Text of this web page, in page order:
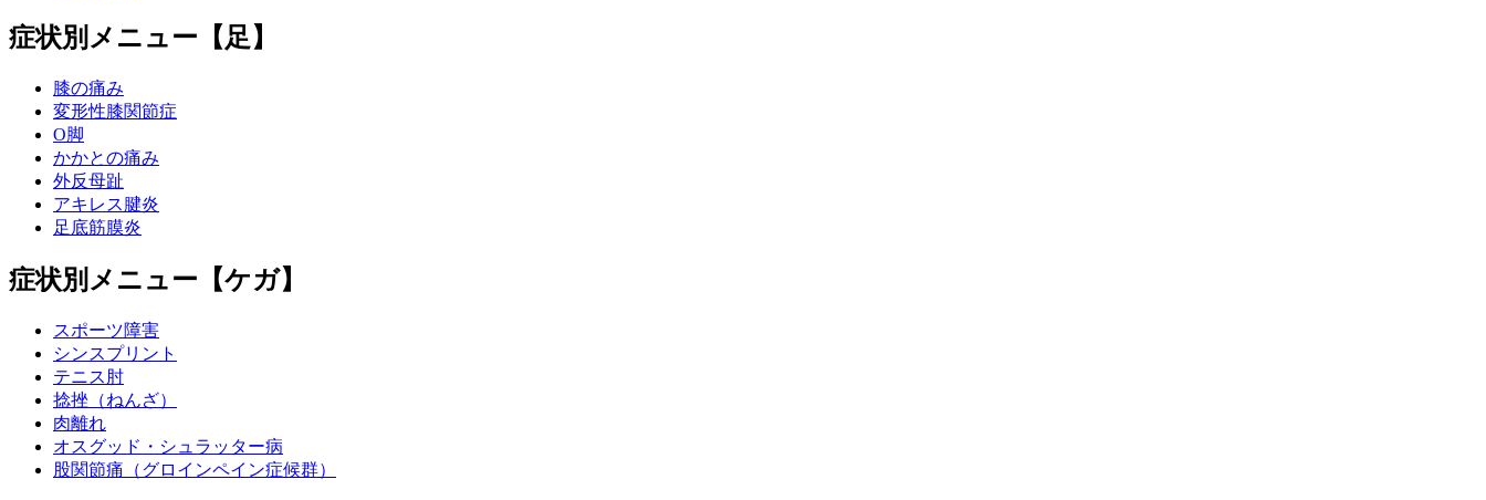
症状別メニュー【足】
膝の痛み
変形性膝関節症
O脚
かかとの痛み
外反母趾
アキレス腱炎
足底筋膜炎
症状別メニュー【ケガ】
スポーツ障害
シンスプリント
テニス肘
捻挫（ねんざ）
肉離れ
オスグッド・シュラッター病
股関節痛（グロインペイン症候群）